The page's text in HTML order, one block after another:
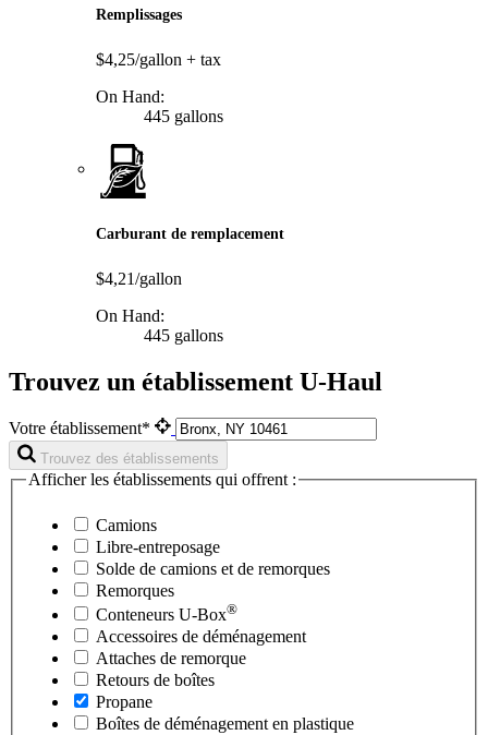
Remplissages
$4,25/gallon + tax
On Hand:
445 gallons
Carburant de remplacement
$4,21/gallon
On Hand:
445 gallons
Trouvez un établissement U-Haul
Votre établissement*
Trouvez des établissements
Afficher les établissements qui offrent :
Camions
Libre-entreposage
Solde de camions et de remorques
Remorques
Conteneurs U-Box®
Accessoires de déménagement
Attaches de remorque
Retours de boîtes
Propane
Boîtes de déménagement en plastique